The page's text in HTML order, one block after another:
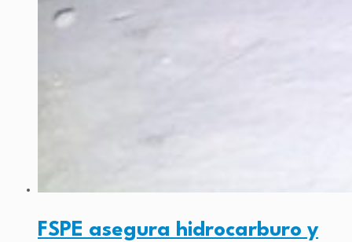
FSPE asegura hidrocarburo y